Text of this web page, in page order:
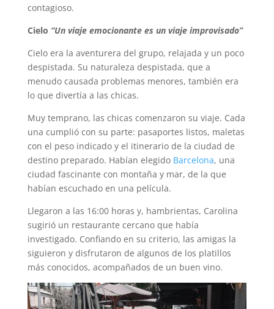
contagioso.
Cielo “Un viaje emocionante es un viaje improvisado”
Cielo era la aventurera del grupo, relajada y un poco
despistada. Su naturaleza despistada, que a
menudo causada problemas menores, también era
lo que divertía a las chicas.
Muy temprano, las chicas comenzaron su viaje. Cada
una cumplió con su parte: pasaportes listos, maletas
con el peso indicado y el itinerario de la ciudad de
destino preparado. Habían elegido Barcelona, una
ciudad fascinante con montaña y mar, de la que
habían escuchado en una película.
Llegaron a las 16:00 horas y, hambrientas, Carolina
sugirió un restaurante cercano que había
investigado. Confiando en su criterio, las amigas la
siguieron y disfrutaron de algunos de los platillos
más conocidos, acompañados de un buen vino.